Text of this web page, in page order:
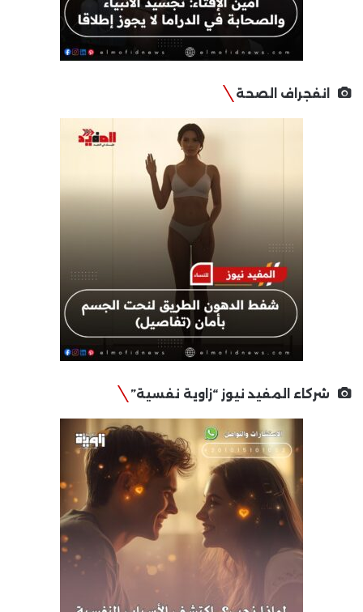
انفجراف الصحة
شركاء المفيد نيوز “زاوية نفسية”